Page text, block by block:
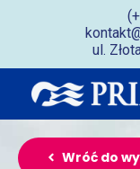
ul.
Wróć do